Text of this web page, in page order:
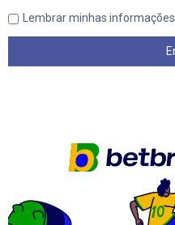
Lembrar minhas informações